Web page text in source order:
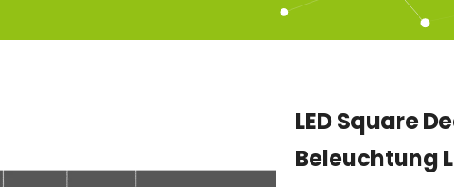
LED Square
Beleuchtung